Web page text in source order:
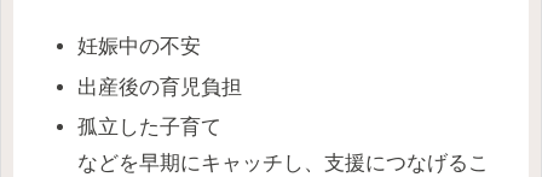
妊娠中の不安
出産後の育児負担
孤立した子育て
などを早期にキャッチし、支援につなげるこ